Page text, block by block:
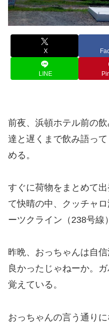
X
LINE
前夜、浜頓ホテル前の
達と遅くまで飲み語っ
める。
すぐに荷物をまとめて
て快晴の中、クッチャ
ーツクライン（238号線
昨晩、おっちゃんは自
良かったじゃねーか。
覚えている。
おっちゃんの言う通りに